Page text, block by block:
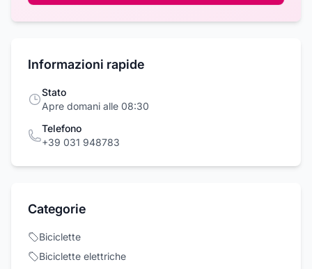
Informazioni rapide
Stato
Apre domani alle 08:30
Telefono
+39 031 948783
Categorie
Biciclette
Biciclette elettriche